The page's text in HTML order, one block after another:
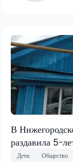
В
раздавила 5-
Дети Общество